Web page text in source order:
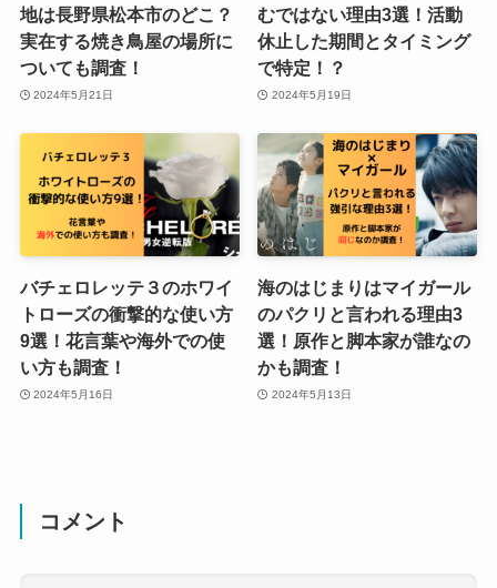
地は長野県松本市のどこ？
実在する焼き鳥屋の場所に
ついても調査！
2024年5月21日
むではない理由3選！活動
休止した期間とタイミング
で特定！？
2024年5月19日
バチェロレッテ３のホワイ
トローズの衝撃的な使い方
9選！花言葉や海外での使
い方も調査！
2024年5月16日
海のはじまりはマイガール
のパクリと言われる理由3
選！原作と脚本家が誰なの
かも調査！
2024年5月13日
コメント